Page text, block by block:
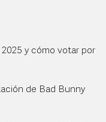
y cómo votar por
de Bad Bunny